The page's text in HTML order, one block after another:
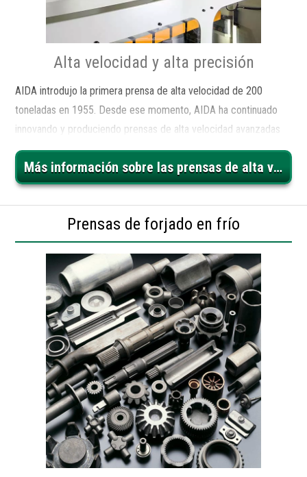
Alta velocidad y alta precisión
AIDA introdujo la primera prensa de alta velocidad de 200
toneladas en 1955. Desde ese momento, AIDA ha continuado
innovando y produciendo prensas de alta velocidad avanzadas
para aplicaciones como laminaciones de motores y operaciones
de corte de alta velocidad. Las prensas AIDA se utilizan en gran
medida en la producción de motores para vehículos eléctricos,
híbridos y de cero emisiones.
Más información sobre las prensas de alta velocidad AIDA
Prensas de forjado en frío